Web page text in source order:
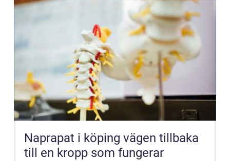
Naprapat i köping vägen tillbaka
till en kropp som fungerar